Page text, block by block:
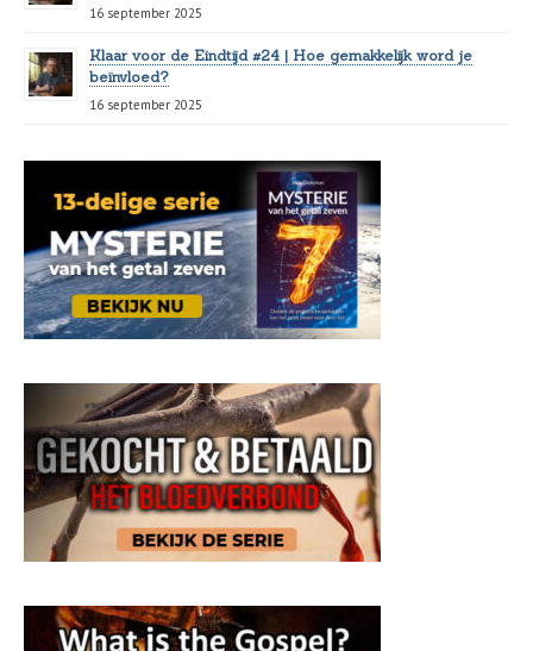
16 september 2025
Klaar voor de Eindtijd #24 | Hoe gemakkelijk word je
beïnvloed?
16 september 2025